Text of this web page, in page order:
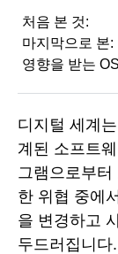
처음 본 것:
마지막으로 본:
영향을 받는
디지털 세계
계된 소프트
그램으로부
한 위협 중에
을 변경하고
두드러집니다